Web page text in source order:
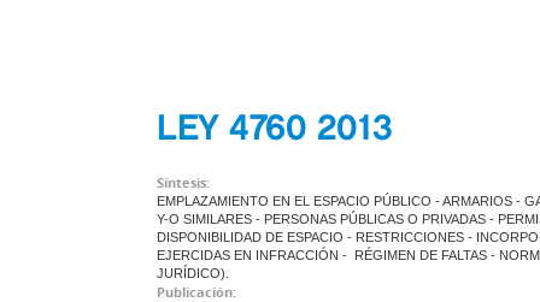
LEY 4760 2013
Síntesis:
EMPLAZAMIENTO EN EL ESPACIO PÚBLICO - ARMARIOS -
Y-O SIMILARES - PERSONAS PÚBLICAS O PRIVADAS -
DISPONIBILIDAD DE ESPACIO - RESTRICCIONES -
EJERCIDAS EN INFRACCIÓN - RÉGIMEN DE FALTAS -
JURÍDICO).
Publicación: